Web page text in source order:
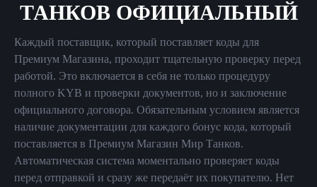
ТАНКОВ ОФИЦИАЛЬНЫЙ
Каждый поставщик, который поставляет коды для
Премиум Магазина, проходит тщательную проверку перед
работой. Это включается в себя не только процедуру
полного KYB и проверки документов, но и заключение
официального договора. Обязательным условием является
наличие документации для каждого бонус кода, который
поставляется в Премиум Магазин Мир Танков.
Автоматическая система моментально проверяет коды
перед отправкой и сразу же передаёт их покупателю. Нет